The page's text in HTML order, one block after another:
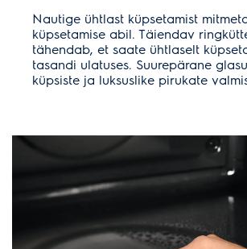
Nautige ühtlast küpsetamist
küpsetamise abil. Täiendav
tähendab, et saate ühtlaselt
tasandi ulatuses. Suurepärane
küpsiste ja luksuslike pirukate